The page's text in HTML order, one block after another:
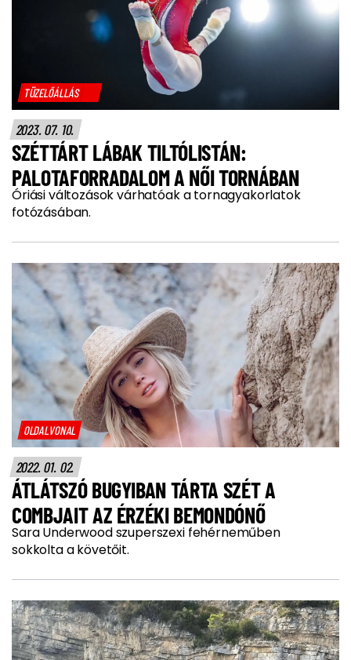
TÜZELŐÁLLÁS
2023. 07. 10.
SZÉTTÁRT LÁBAK TILTÓLISTÁN:
PALOTAFORRADALOM A NŐI TORNÁBAN
Óriási változások várhatóak a tornagyakorlatok
fotózásában.
OLDALVONAL
2022. 01. 02.
ÁTLÁTSZÓ BUGYIBAN TÁRTA SZÉT A
COMBJAIT AZ ÉRZÉKI BEMONDÓNŐ
Sara Underwood szuperszexi fehérneműben
sokkolta a követőit.